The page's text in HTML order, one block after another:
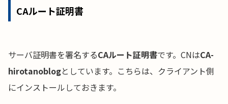
CAルート証明書
サーバ証明書を署名するCAルート証明書です。CNはCA-
hirotanoblogとしています。こちらは、クライアント側
にインストールしておきます。